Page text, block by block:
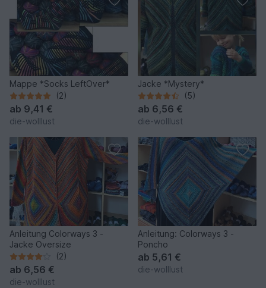
Mappe *Socks LeftOver*
(2)
ab 9,41 €
die-wolllust
Jacke *Mystery*
(5)
ab 6,56 €
die-wolllust
Anleitung Colorways 3 -
Jacke Oversize
(2)
ab 6,56 €
die-wolllust
Anleitung: Colorways 3 -
Poncho
ab 5,61 €
die-wolllust